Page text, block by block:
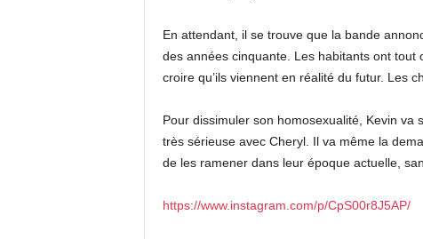
En attendant, il se trouve que la bande
des années cinquante. Les habitants ont tout
croire qu’ils viennent en réalité du futur. Les
Pour dissimuler son homosexualité, Kevin
très sérieuse avec Cheryl. Il va même la
de les ramener dans leur époque actuelle,
https://www.instagram.com/p/CpS00r8J5AP/